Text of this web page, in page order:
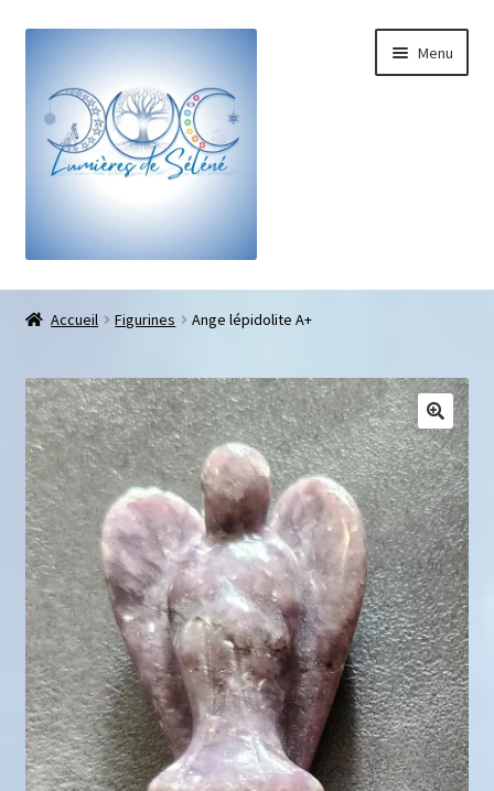
Menu
Boutique
Galets pouce anti-stress
Pendentifs sifflet et fioles
Mini géodes
Bougies lithothérapie
Packs
Carte Cadeau
Qui suis-je ?
Accueil Figurines Ange lépidolite A+